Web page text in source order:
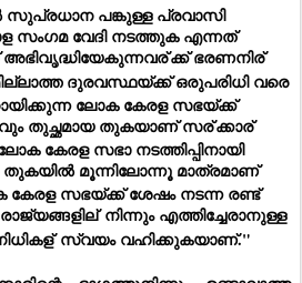
പങ്കുള്ള പ്രവാസി
വേദി നടത്തുക എന്നത്
ക്ക് ഭരണനിര്
ദുരവസ്ഥയ്ക്ക് ഒരുപരിധി വരെ
ലോക കേരള സഭയ്ക്ക്
തുച്ഛമായ തുകയാണ് സര്ക്കാര്
കേരള സഭാ നടത്തിപ്പിനായി
തുകയിൽ മൂന്നിലോന്നൂ മാത്രമാണ്
കേരള സഭയ്ക്ക് ശേഷം നടന്ന രണ്ട്
നിന്നും എത്തിച്ചേരാനുള്ള
സ്വയം വഹിക്കുകയാണ്."